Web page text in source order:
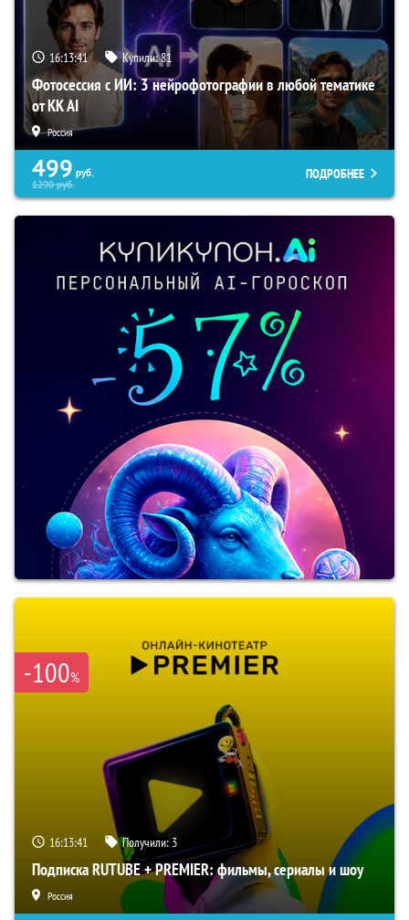
16:13:40 Купили:81
Фотосессия с ИИ: 3 нейрофотографии в любой тематике
от KK AI
Россия
499 руб.
1290руб.
ПОДРОБНЕЕ
-100%
16:13:40 Получили: 3
Подписка RUTUBE + PREMIER: фильмы, сериалы и шоу
Россия